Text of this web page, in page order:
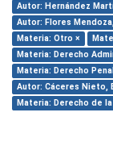
Autor: Hernández
Autor: Flores
Materia: Otro ×
Materia: Derecho
Materia: Derecho
Autor: Cáceres Nieto,
Materia: Derecho de